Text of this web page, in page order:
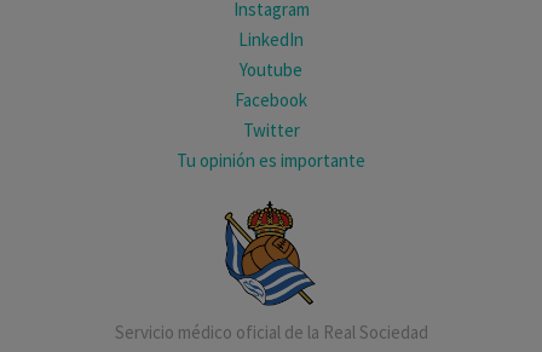
Instagram
LinkedIn
Youtube
Facebook
Twitter
Tu opinión es importante
Servicio médico oficial de la Real Sociedad